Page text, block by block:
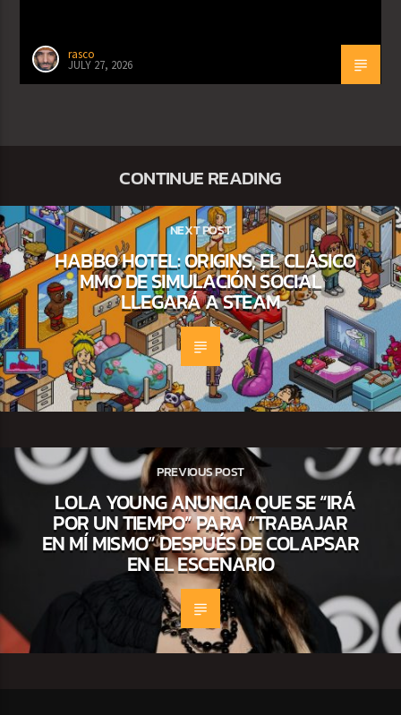
rasco
JULY 27, 2026
CONTINUE READING
NEXT POST
HABBO HOTEL: ORIGINS, EL CLÁSICO
MMO DE SIMULACIÓN SOCIAL
LLEGARÁ A STEAM
PREVIOUS POST
LOLA YOUNG ANUNCIA QUE SE “IRÁ
POR UN TIEMPO” PARA “TRABAJAR
EN MÍ MISMO” DESPUÉS DE COLAPSAR
EN EL ESCENARIO